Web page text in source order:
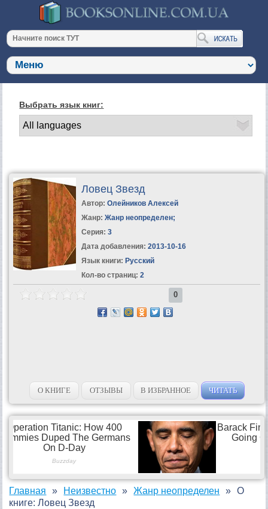
Выбрать язык книг:
Ловец Звезд
Автор: Олейников Алексей
Жанр: Жанр неопределен;
Серия: 3
Дата добавления: 2013-10-16
Язык книги: Русский
Кол-во страниц: 2
0
О КНИГЕ ОТЗЫВЫ В ИЗБРАННОЕ ЧИТАТЬ
Главная Неизвестно Жанр неопределен
О
книге: Ловец Звезд